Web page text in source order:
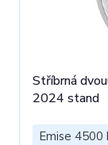
Stříbrná
2024 stand
Emise 4500